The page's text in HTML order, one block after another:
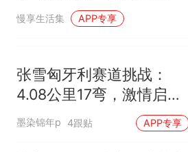
杜卡迪“抽到了下下签”
慢享生活集 APP专享
张雪匈牙利赛道挑战：
4.08公里17弯，激情启
航！
墨染锦年p 4跟贴 APP专享